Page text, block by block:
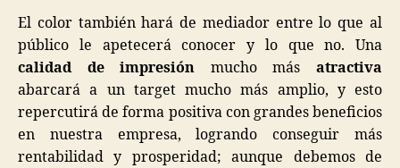
El color también hará de mediador entre lo que al
público le apetecerá conocer y lo que no. Una
calidad de impresión mucho másatractiva
abarcará a un target mucho más amplio, y esto
repercutirá de forma positiva con grandes beneficios
en nuestra empresa, logrando conseguir más
rentabilidad y prosperidad; aunque debemos de